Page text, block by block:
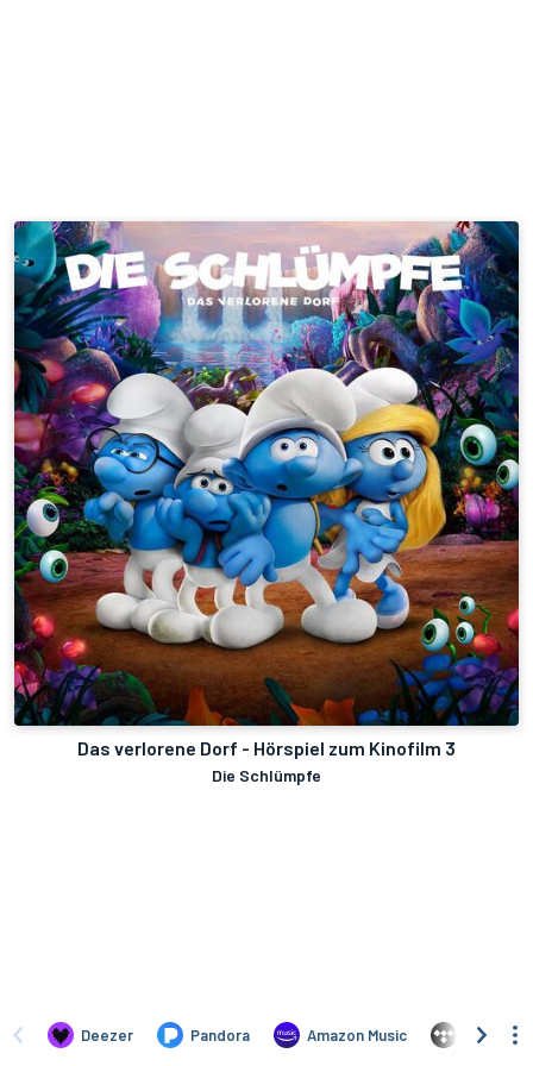
Das verlorene Dorf - Hörspiel zum Kinofilm 3
Die Schlümpfe
Deezer Pandora Amazon Music TIDAL